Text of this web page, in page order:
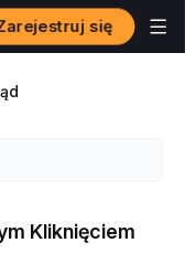
się
Kliknięciem